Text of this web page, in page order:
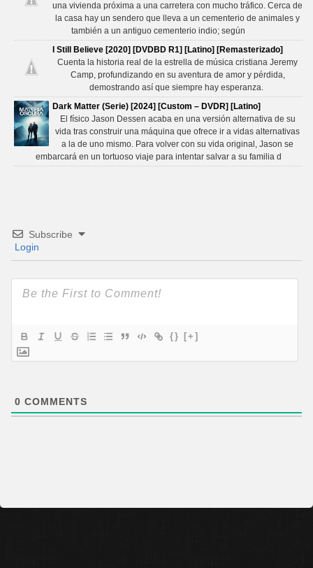
una vivienda próxima a una carretera con mucho tráfico. Cerca de
la casa hay un sendero que lleva a un cementerio de animales y
también a un antiguo cementerio indio; según
I Still Believe [2020] [DVDBD R1] [Latino] [Remasterizado]
Cuenta la historia real de la estrella de música cristiana Jeremy
Camp, profundizando en su aventura de amor y pérdida,
demostrando así que siempre hay esperanza.
Dark Matter (Serie) [2024] [Custom – DVDR] [Latino]
El físico Jason Dessen acaba en una versión alternativa de su
vida tras construir una máquina que ofrece ir a vidas alternativas
a la de uno mismo. Para volver con su vida original, Jason se
embarcará en un tortuoso viaje para intentar salvar a su familia d
Subscribe
Login
{} [+]
0 COMMENTS